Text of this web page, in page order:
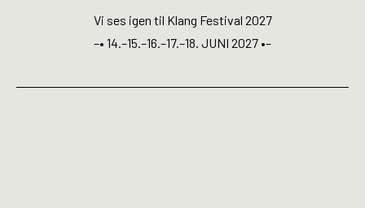
Vi ses igen til Klang Festival 2027
–• 14.–15.–16.–17.–18. JUNI 2027 •–